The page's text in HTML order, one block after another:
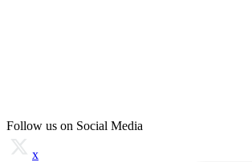
Follow us on Social Media
x